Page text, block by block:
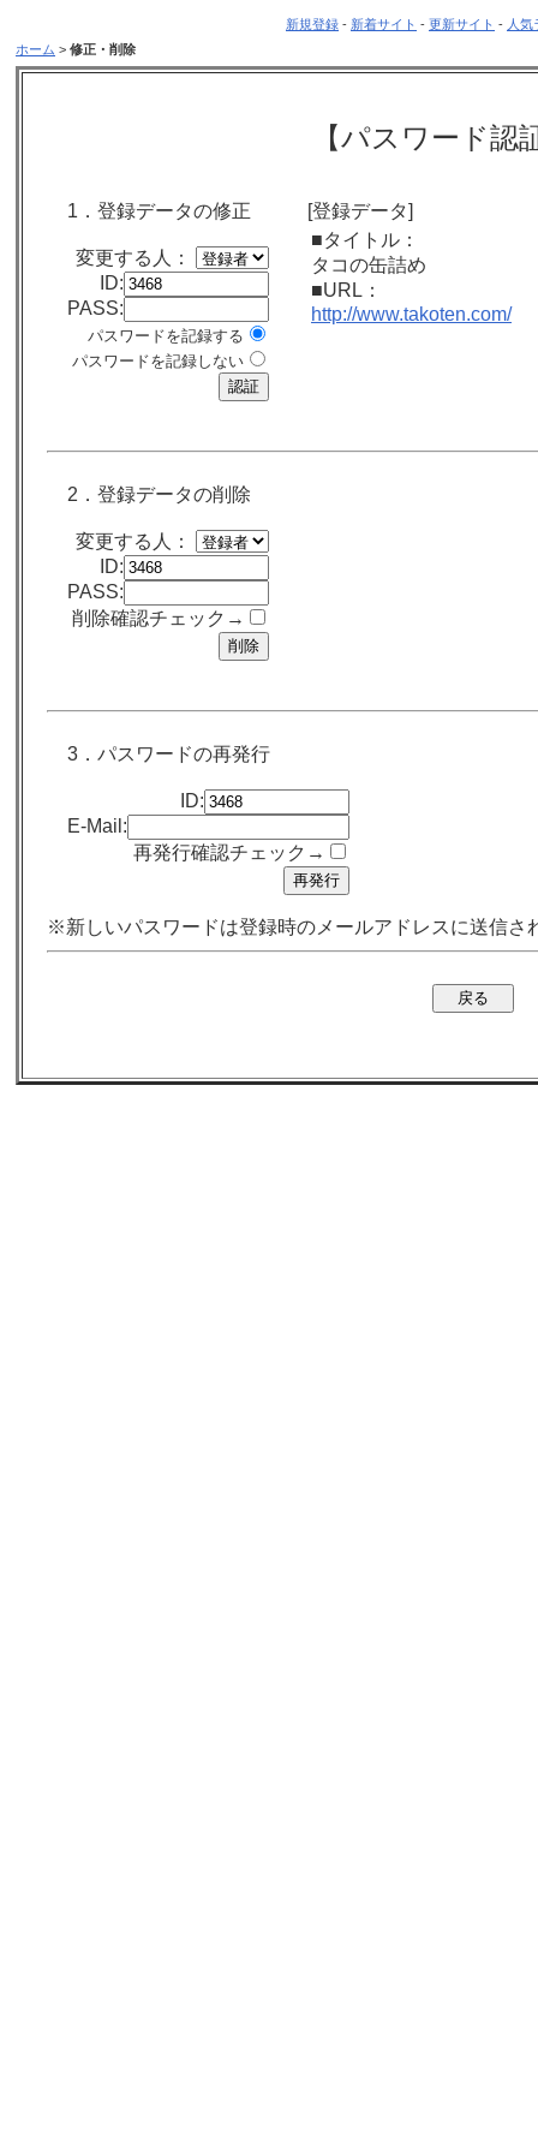
新規登録 - 新着サイト - 更新サイト - 人
ホーム > 修正・削除
【パスワード認
1．登録データの修正
変更する人：
ID:
PASS:
パスワードを記録する
パスワードを記録しない
[登録データ]
■タイトル：
タコの缶詰め
■URL：
http://www.takoten.com/
2．登録データの削除
変更する人：
ID:
PASS:
削除確認チェック→
3．パスワードの再発行
ID:
E-Mail:
再発行確認チェック→
※新しいパスワードは登録時のメールアドレスに送信さ